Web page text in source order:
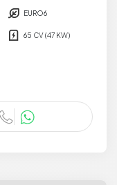
EURO6
65 CV (47 KW)